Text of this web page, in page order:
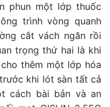
phun một lớp thuốc
trình vòng quanh
cắt vách ngăn rồi
trọng thứ hai là khi
thêm một lớp hóa
khi lót sàn tất cả
cách bài bản và an